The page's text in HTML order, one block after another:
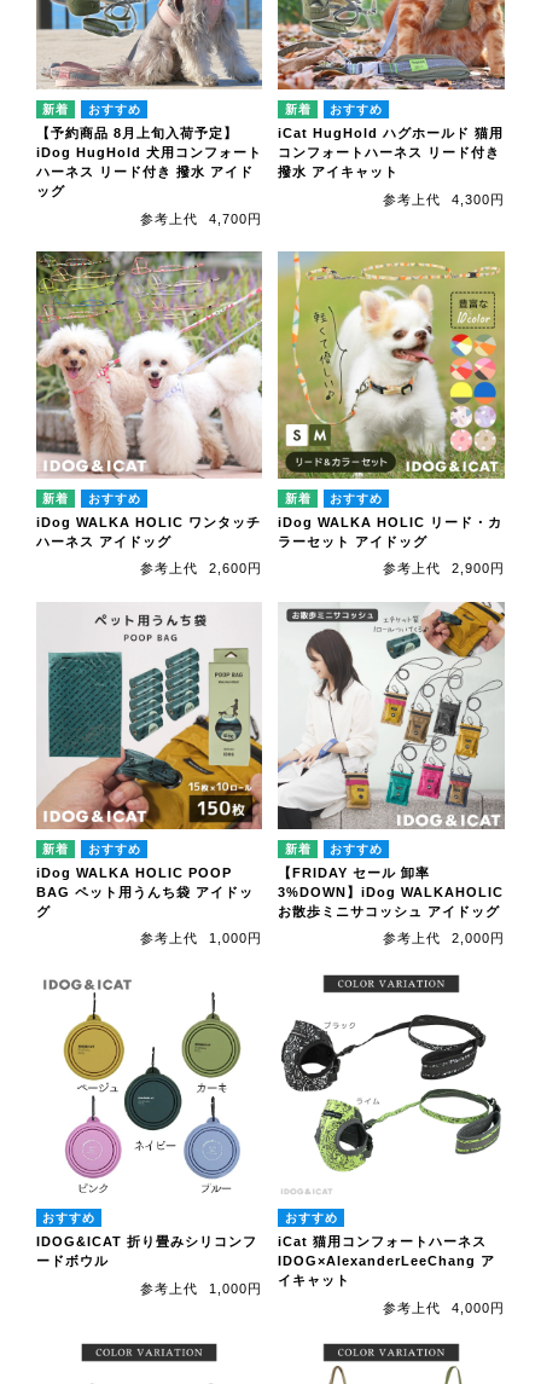
【予約商品 8月上旬入荷予定】
iDog HugHold 犬用コンフォート
ハーネス リード付き 撥水 アイド
ッグ
参考上代
4,700円
iCat HugHold ハグホールド 猫用
コンフォートハーネス リード付き
撥水 アイキャット
参考上代
4,300円
iDog WALKA HOLIC ワンタッチ
ハーネス アイドッグ
参考上代
2,600円
iDog WALKA HOLIC リード・カ
ラーセット アイドッグ
参考上代
2,900円
iDog WALKA HOLIC POOP
BAG ペット用うんち袋 アイドッ
グ
参考上代
1,000円
【FRIDAY セール 卸率
3%DOWN】iDog WALKAHOLIC
お散歩ミニサコッシュ アイドッグ
参考上代
2,000円
IDOG&ICAT 折り畳みシリコンフ
ードボウル
参考上代
1,000円
iCat 猫用コンフォートハーネス
IDOG×AlexanderLeeChang ア
イキャット
参考上代
4,000円